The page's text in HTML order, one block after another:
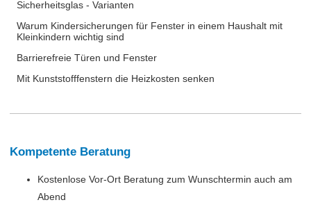
Sicherheitsglas - Varianten
Warum Kindersicherungen für Fenster in einem Haushalt mit
Kleinkindern wichtig sind
Barrierefreie Türen und Fenster
Mit Kunststofffenstern die Heizkosten senken
Kompetente Beratung
Kostenlose Vor-Ort Beratung zum Wunschtermin auch am
Abend